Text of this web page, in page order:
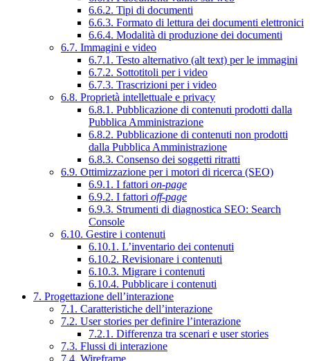
6.6.2. Tipi di documenti
6.6.3. Formato di lettura dei documenti elettronici
6.6.4. Modalità di produzione dei documenti
6.7. Immagini e video
6.7.1. Testo alternativo (alt text) per le immagini
6.7.2. Sottotitoli per i video
6.7.3. Trascrizioni per i video
6.8. Proprietà intellettuale e privacy
6.8.1. Pubblicazione di contenuti prodotti dalla
Pubblica Amministrazione
6.8.2. Pubblicazione di contenuti non prodotti
dalla Pubblica Amministrazione
6.8.3. Consenso dei soggetti ritratti
6.9. Ottimizzazione per i motori di ricerca (SEO)
6.9.1. I fattori on-page
6.9.2. I fattori off-page
6.9.3. Strumenti di diagnostica SEO: Search
Console
6.10. Gestire i contenuti
6.10.1. L’inventario dei contenuti
6.10.2. Revisionare i contenuti
6.10.3. Migrare i contenuti
6.10.4. Pubblicare i contenuti
7. Progettazione dell’interazione
7.1. Caratteristiche dell’interazione
7.2. User stories per definire l’interazione
7.2.1. Differenza tra scenari e user stories
7.3. Flussi di interazione
7.4. Wireframe